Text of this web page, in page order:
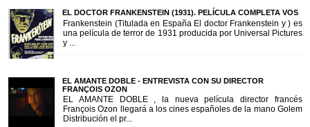
EL DOCTOR FRANKENSTEIN (1931). PELÍCULA COMPLETA VOS
Frankenstein (Titulada en España El doctor Frankenstein y ) es
una película de terror de 1931 producida por Universal Pictures
y ...
EL AMANTE DOBLE - ENTREVISTA CON SU DIRECTOR
FRANÇOIS OZON
EL AMANTE DOBLE , la nueva película director francés
François Ozon llegará a los cines españoles de la mano Golem
Distribución el pr...